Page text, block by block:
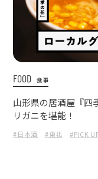
FOOD 食事
山形県の居酒屋『四
リガニを堪能！
#日本酒 #東北 #PICK